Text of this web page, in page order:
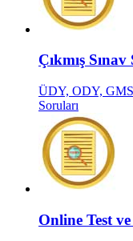
Çıkmış
ÜDY, ODY,
Soruları
Online Test